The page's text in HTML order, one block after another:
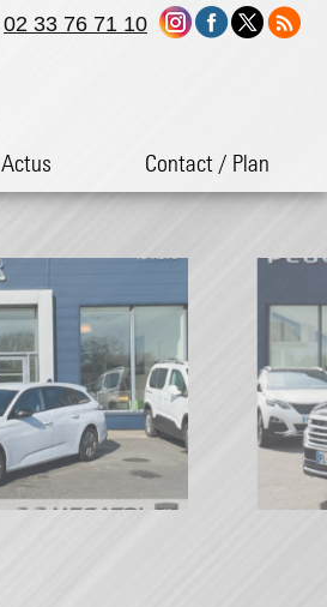
Actus Contact / Plan
02 33 76 71 10